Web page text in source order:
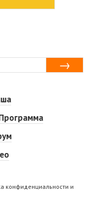
конфиденциальности и